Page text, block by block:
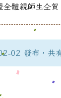
體親師生仝賀
02 發布，共